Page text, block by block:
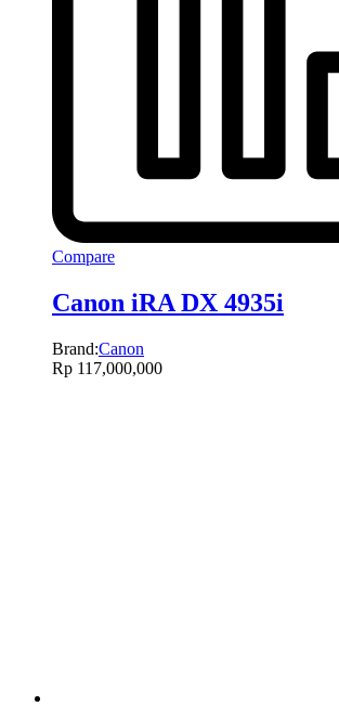
Compare
Canon iRA DX 4935i
Brand:Canon
Rp 117,000,000